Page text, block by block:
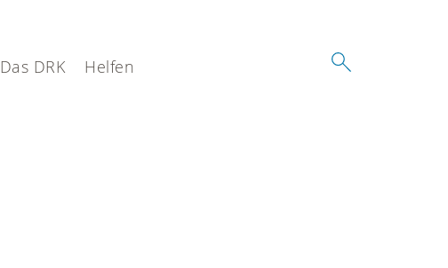
Das DRK Helfen